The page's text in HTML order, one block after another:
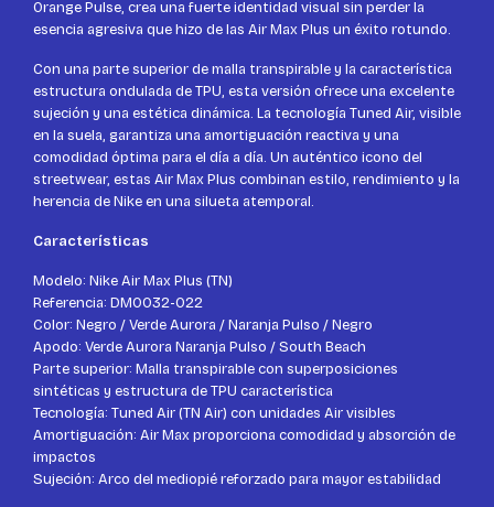
Orange Pulse, crea una fuerte identidad visual sin perder la
esencia agresiva que hizo de las Air Max Plus un éxito rotundo.
Con una parte superior de malla transpirable y la característica
estructura ondulada de TPU, esta versión ofrece una excelente
sujeción y una estética dinámica. La tecnología Tuned Air, visible
en la suela, garantiza una amortiguación reactiva y una
comodidad óptima para el día a día. Un auténtico icono del
streetwear, estas Air Max Plus combinan estilo, rendimiento y la
herencia de Nike en una silueta atemporal.
Características
Modelo: Nike Air Max Plus (TN)
Referencia: DM0032-022
Color: Negro / Verde Aurora / Naranja Pulso / Negro
Apodo: Verde Aurora Naranja Pulso / South Beach
Parte superior: Malla transpirable con superposiciones
sintéticas y estructura de TPU característica
Tecnología: Tuned Air (TN Air) con unidades Air visibles
Amortiguación: Air Max proporciona comodidad y absorción de
impactos
Sujeción: Arco del mediopié reforzado para mayor estabilidad